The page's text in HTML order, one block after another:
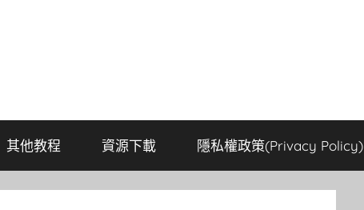
其他教程 資源下載 隱私權政策(Privacy Policy)